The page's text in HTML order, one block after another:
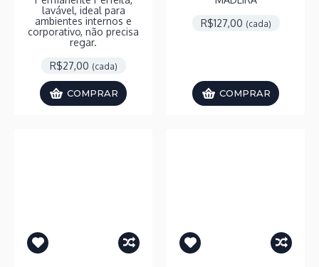
lavável, ideal para
ambientes internos e
corporativo, não precisa
regar.
R$27,00 (cada)
COMPRAR
R$127,00 (cada)
COMPRAR